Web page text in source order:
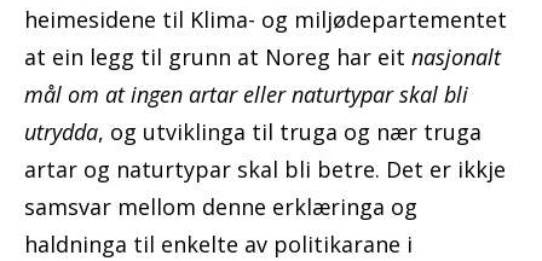
heimesidene til Klima- og miljødepartementet
at ein legg til grunn at Noreg har eit nasjonalt
mål om at ingen artar eller naturtypar skal bli
utrydda, og utviklinga til truga og nær truga
artar og naturtypar skal bli betre. Det er ikkje
samsvar mellom denne erklæringa og
haldninga til enkelte av politikarane i